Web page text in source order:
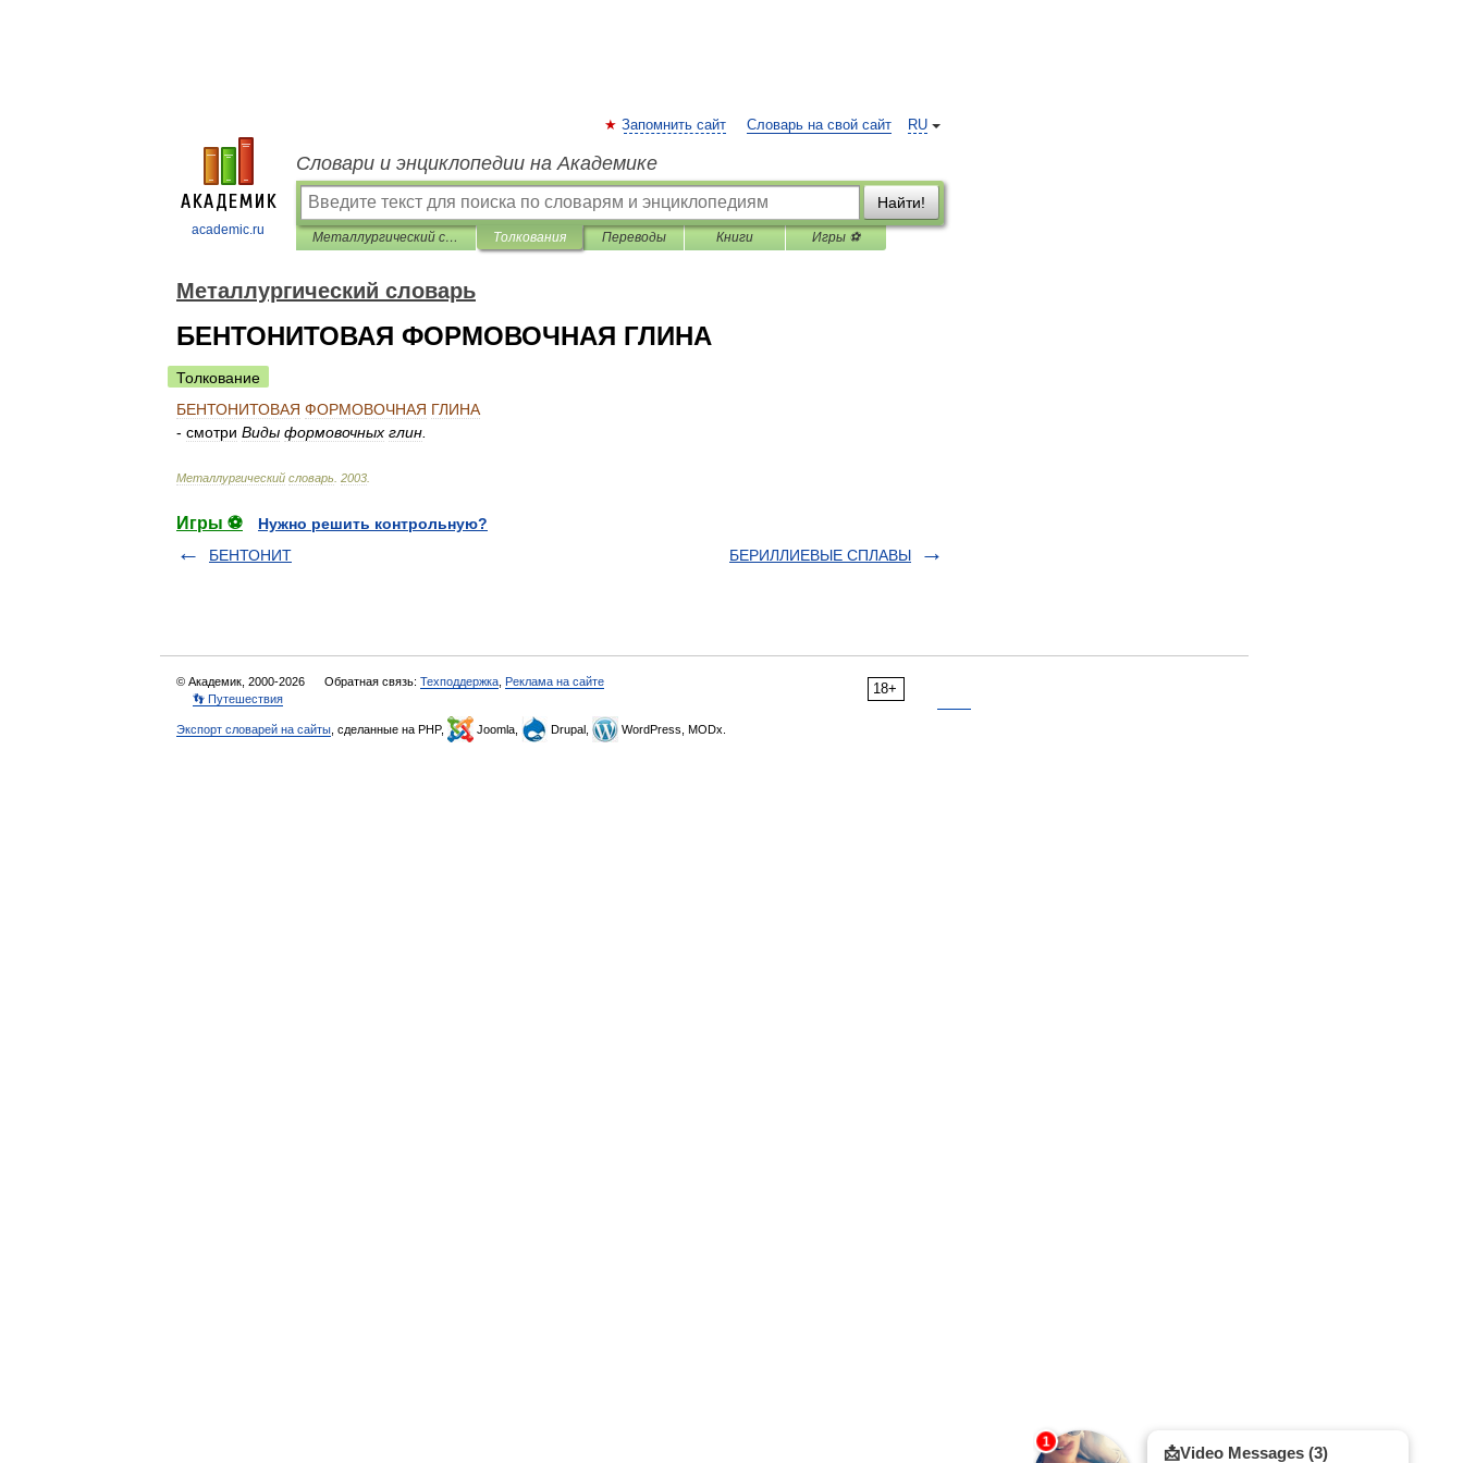
academic.ru
RU
Запомнить сайт Словарь на свой сайт
Словари и энциклопедии на Академике
Найти!
Металлургический словарь Толкования Переводы Книги Игры ⚽
Металлургический словарь
БЕНТОНИТОВАЯ ФОРМОВОЧНАЯ ГЛИНА
Толкование
БЕНТОНИТОВАЯ ФОРМОВОЧНАЯ ГЛИНА
- смотри Виды формовочных глин
Металлургический словарь 2003
Игры ⚽
Нужно решить контрольную?
БЕНТОНИТ
БЕРИЛЛИЕВЫЕ СПЛАВЫ
18+
© Академик, 2000-2026 Обратная связь: Техподдержка Реклама на сайте
👣 Путешествия
Экспорт словарей на сайты , сделанные на PHP, Joomla, Drupal, WordPress, MODx.